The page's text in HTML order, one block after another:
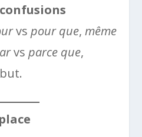
vspour que,même
vsparce que,